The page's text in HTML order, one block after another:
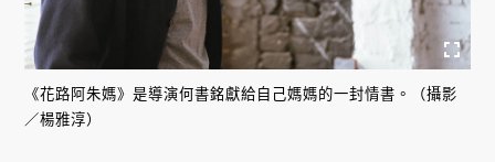
《花路阿朱媽》是導演何書銘獻給自己媽媽的一封情書。（攝影
／楊雅淳）